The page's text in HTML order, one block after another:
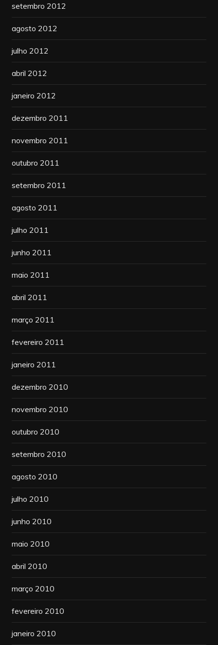
setembro 2012
agosto 2012
julho 2012
abril 2012
janeiro 2012
dezembro 2011
novembro 2011
outubro 2011
setembro 2011
agosto 2011
julho 2011
junho 2011
maio 2011
abril 2011
março 2011
fevereiro 2011
janeiro 2011
dezembro 2010
novembro 2010
outubro 2010
setembro 2010
agosto 2010
julho 2010
junho 2010
maio 2010
abril 2010
março 2010
fevereiro 2010
janeiro 2010